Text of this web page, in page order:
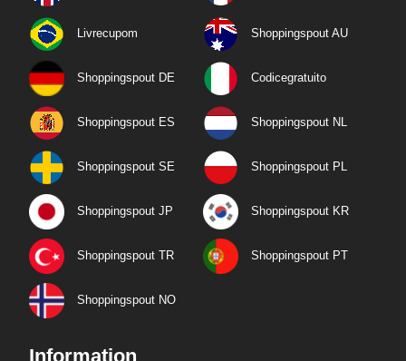
Livrecupom Shoppingspout AU
Shoppingspout DE Codicegratuito
Shoppingspout ES Shoppingspout NL
Shoppingspout SE Shoppingspout PL
Shoppingspout JP Shoppingspout KR
Shoppingspout TR Shoppingspout PT
Shoppingspout NO
Information